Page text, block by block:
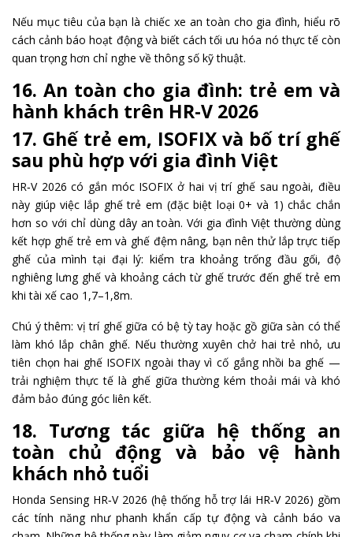
Nếu mục tiêu của bạn là chiếc xe an toàn cho gia đình, hiểu rõ
cách cảnh báo hoạt động và biết cách tối ưu hóa nó thực tế còn
quan trọng hơn chỉ nghe về thông số kỹ thuật.
16. An toàn cho gia đình: trẻ em và
hành khách trên HR-V 2026
17. Ghế trẻ em, ISOFIX và bố trí ghế
sau phù hợp với gia đình Việt
HR‑V 2026 có gắn móc ISOFIX ở hai vị trí ghế sau ngoài, điều
này giúp việc lắp ghế trẻ em (đặc biệt loại 0+ và 1) chắc chắn
hơn so với chỉ dùng dây an toàn. Với gia đình Việt thường dùng
kết hợp ghế trẻ em và ghế đệm nâng, bạn nên thử lắp trực tiếp
ghế của mình tại đại lý: kiểm tra khoảng trống đầu gối, độ
nghiêng lưng ghế và khoảng cách từ ghế trước đến ghế trẻ em
khi tài xế cao 1,7–1,8m.
Chú ý thêm: vị trí ghế giữa có bệ tỳ tay hoặc gồ giữa sàn có thể
làm khó lắp chân ghế. Nếu thường xuyên chở hai trẻ nhỏ, ưu
tiên chọn hai ghế ISOFIX ngoài thay vì cố gắng nhồi ba ghế —
trải nghiệm thực tế là ghế giữa thường kém thoải mái và khó
đảm bảo đúng góc liên kết.
18. Tương tác giữa hệ thống an
toàn chủ động và bảo vệ hành
khách nhỏ tuổi
Honda Sensing HR‑V 2026 (hệ thống hỗ trợ lái HR‑V 2026) gồm
các tính năng như phanh khẩn cấp tự động và cảnh báo va